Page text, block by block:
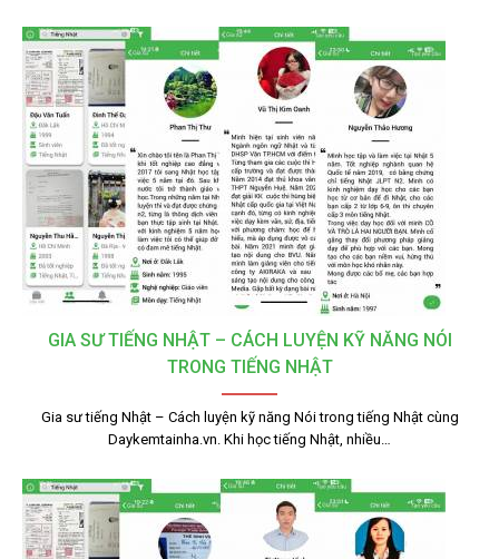
GIA SƯ TIẾNG NHẬT – CÁCH LUYỆN KỸ NĂNG NÓI
TRONG TIẾNG NHẬT
Gia sư tiếng Nhật – Cách luyện kỹ năng Nói trong tiếng Nhật cùng
Daykemtainha.vn. Khi học tiếng Nhật, nhiều…